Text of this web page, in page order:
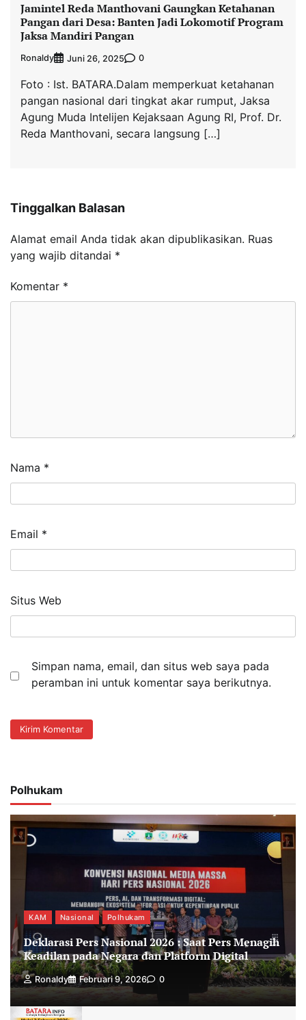
Jamintel Reda Manthovani Gaungkan Ketahanan
Pangan dari Desa: Banten Jadi Lokomotif Program
Jaksa Mandiri Pangan
Ronaldy Juni 26, 2025 0
Foto : Ist. BATARA.Dalam memperkuat ketahanan
pangan nasional dari tingkat akar rumput, Jaksa
Agung Muda Intelijen Kejaksaan Agung RI, Prof. Dr.
Reda Manthovani, secara langsung […]
Tinggalkan Balasan
Alamat email Anda tidak akan dipublikasikan. Ruas
yang wajib ditandai *
Komentar *
Nama *
Email *
Situs Web
Simpan nama, email, dan situs web saya pada
peramban ini untuk komentar saya berikutnya.
Polhukam
KAM Nasional Polhukam
Deklarasi Pers Nasional 2026 : Saat Pers Menagih
Keadilan pada Negara dan Platform Digital
Ronaldy Februari 9, 2026 0